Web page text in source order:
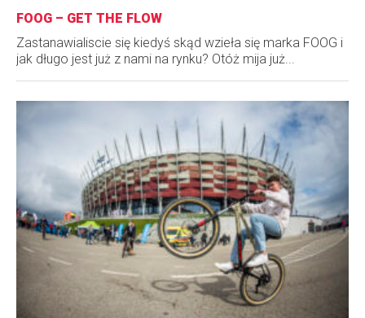
FOOG – GET THE FLOW
Zastanawialiscie się kiedyś skąd wzieła się marka FOOG i
jak długo jest już z nami na rynku? Otóż mija już...